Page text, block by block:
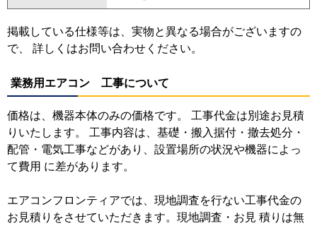
掲載している仕様等は、実物と異なる場合がございますの
で、 詳しくはお問い合わせください。
業務用エアコン 工事について
価格は、機器本体のみの価格です。 工事代金は別途お見積
りいたします。 工事内容は、基礎・搬入据付・撤去処分・
配管・電気工事などがあり、設置場所の状況や機器によっ
て費用 に差があります。
エアコンフロンティアでは、現地調査を行ない工事代金の
お見積りをさせていただきます。現地調査・お見 積りは無